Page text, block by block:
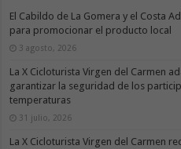
El Cabildo de La Gomera y el Costa
para promocionar el producto local
3 agosto, 2026
La X Cicloturista Virgen del Carmen
garantizar la seguridad de los
temperaturas
31 julio, 2026
La X Cicloturista Virgen del Carmen